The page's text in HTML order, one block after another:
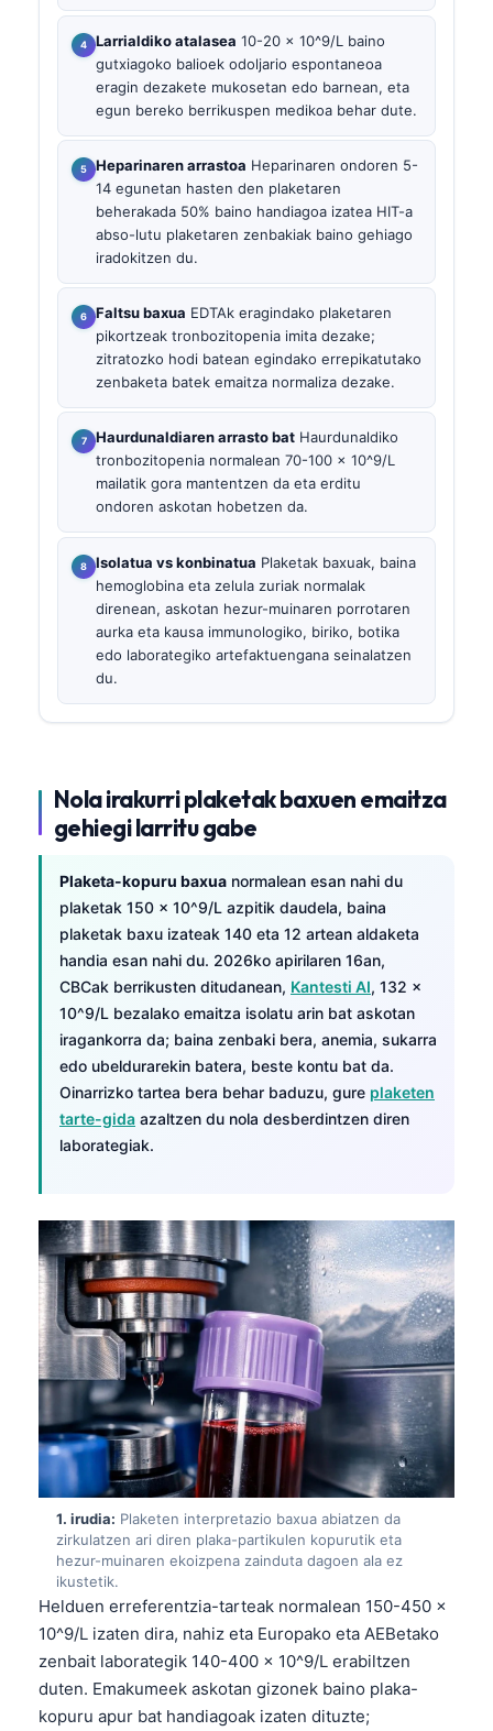
Larrialdiko atalasea 10-20 × 10^9/L baino
gutxiagoko balioek odoljario espontaneoa
eragin dezakete mukosetan edo barnean, eta
egun bereko berrikuspen medikoa behar dute.
Heparinaren arrastoa Heparinaren ondoren 5-
14 egunetan hasten den plaketaren
beherakada 50% baino handiagoa izatea HIT-a
abso-lutu plaketaren zenbakiak baino gehiago
iradokitzen du.
Faltsu baxua EDTAk eragindako plaketaren
pikortzeak tronbozitopenia imita dezake;
zitratozko hodi batean egindako errepikatutako
zenbaketa batek emaitza normaliza dezake.
Haurdunaldiaren arrasto bat Haurdunaldiko
tronbozitopenia normalean 70-100 × 10^9/L
mailatik gora mantentzen da eta erditu
ondoren askotan hobetzen da.
Isolatua vs konbinatua Plaketak baxuak, baina
hemoglobina eta zelula zuriak normalak
direnean, askotan hezur-muinaren porrotaren
aurka eta kausa immunologiko, biriko, botika
edo laborategiko artefaktuengana seinalatzen
du.
Nola irakurri plaketak baxuen emaitza
gehiegi larritu gabe
Plaketa-kopuru baxua normalean esan nahi du
plaketak 150 × 10^9/L azpitik daudela, baina
plaketak baxu izateak 140 eta 12 artean aldaketa
handia esan nahi du. 2026ko apirilaren 16an,
CBCak berrikusten ditudanean, Kantesti AI, 132 ×
10^9/L bezalako emaitza isolatu arin bat askotan
iragankorra da; baina zenbaki bera, anemia, sukarra
edo ubeldurarekin batera, beste kontu bat da.
Oinarrizko tartea bera behar baduzu, gure plaketen
tarte-gida azaltzen du nola desberdintzen diren
laborategiak.
1. irudia: Plaketen interpretazio baxua abiatzen da
zirkulatzen ari diren plaka-partikulen kopurutik eta
hezur-muinaren ekoizpena zainduta dagoen ala ez
ikustetik.
Helduen erreferentzia-tarteak normalean 150-450 ×
10^9/L izaten dira, nahiz eta Europako eta AEBetako
zenbait laborategik 140-400 × 10^9/L erabiltzen
duten. Emakumeek askotan gizonek baino plaka-
kopuru apur bat handiagoak izaten dituzte;